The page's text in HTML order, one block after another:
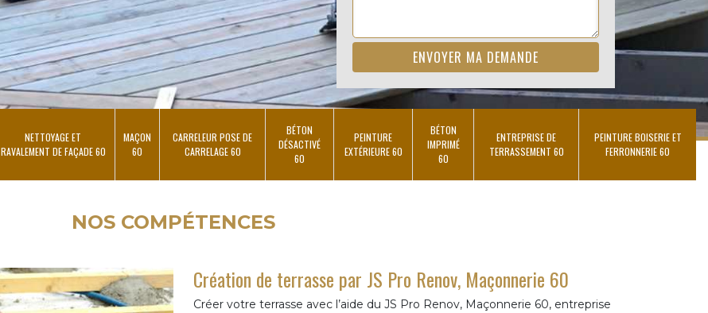
NETTOYAGE ET
RAVALEMENT DE FAÇADE 60
MAÇON
60
CARRELEUR POSE DE
CARRELAGE 60
BÉTON
DÉSACTIVÉ
60
PEINTURE
EXTÉRIEURE 60
BÉTON
IMPRIMÉ
60
ENTREPRISE DE
TERRASSEMENT 60
PEINTURE BOISERIE ET
FERRONNERIE 60
NOS COMPÉTENCES
Création de terrasse par JS Pro Renov, Maçonnerie 60
Créer votre terrasse avec l’aide du JS Pro Renov, Maçonnerie 60, entreprise